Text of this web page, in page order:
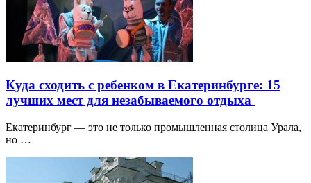
Куда сходить с ребенком в Екатеринбурге: 15
лучших мест для незабываемого отдыха
Екатеринбург — это не только промышленная столица Урала,
но …